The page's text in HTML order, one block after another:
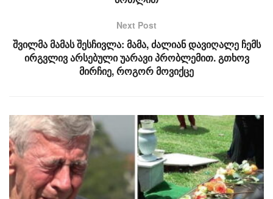
Next Post
შვილმა მამას შესჩივლა: მამა, ძალიან დავიღალე ჩემს
ირგვლივ არსებული უარავი პრობლემით. გთხოვ
მირჩიე, როგორ მოვიქცე